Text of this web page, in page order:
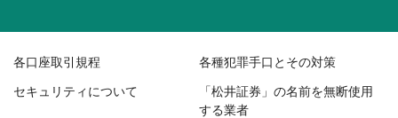
各口座取引規程 各種犯罪手口とその対策
セキュリティについて
「松井証券」の名前を無断使用
する業者